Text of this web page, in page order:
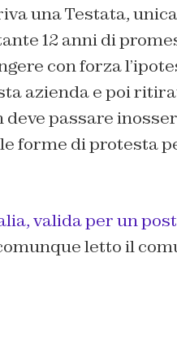
una Testata,
12 anni di
con forza
azienda e poi
passare
forme di protesta
valida per un
letto il